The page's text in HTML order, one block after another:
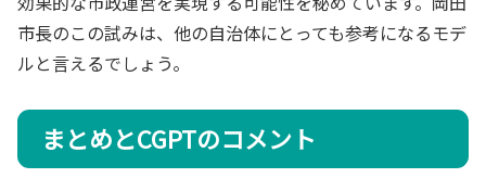
市長のこの試みは、他の自治体にとっても参考になるモデ
ルと言えるでしょう。
まとめとCGPTのコメント